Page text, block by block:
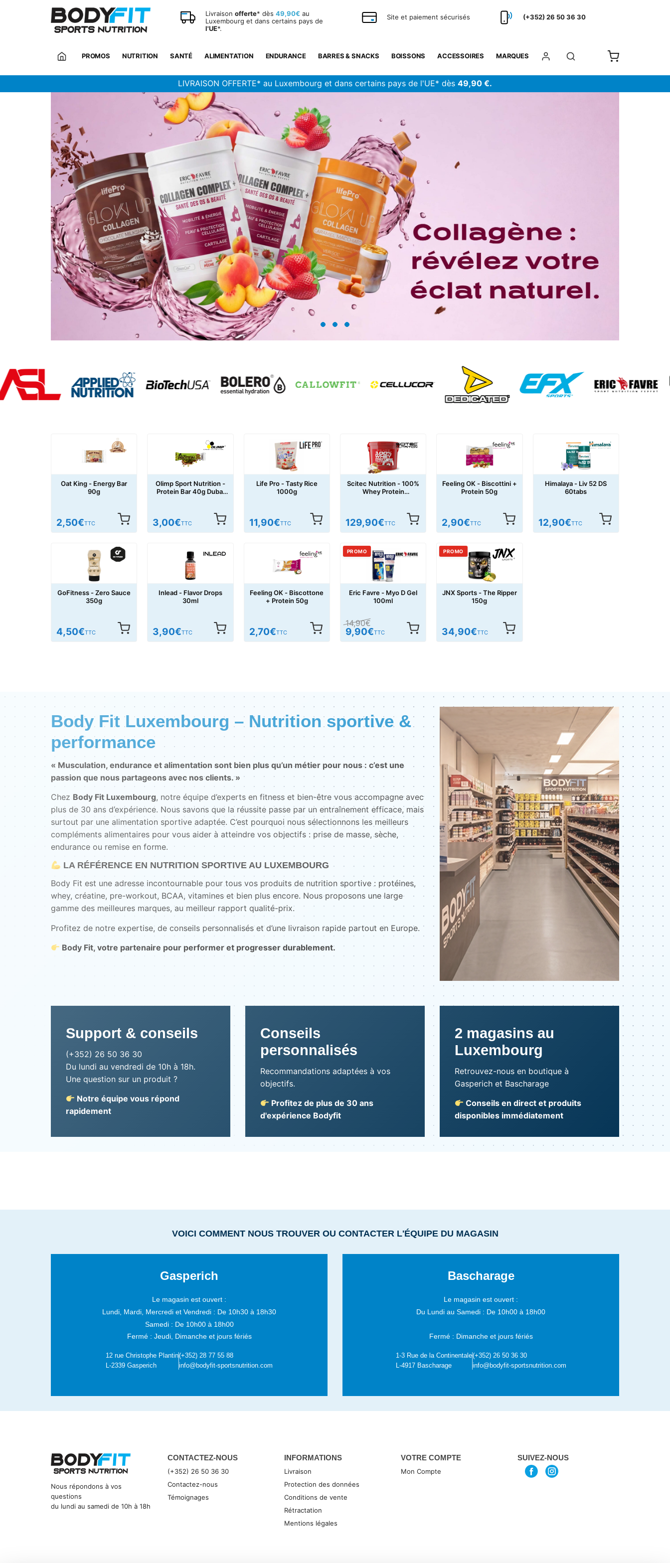
Panneau de gestion des cookies
Livraison offerte* dès 49,90€ au
Luxembourg et dans certains pays de
l'UE*.
Site et paiement sécurisés (+352) 26 50 36 30
PROMOS NUTRITION SANTÉ ALIMENTATION ENDURANCE BARRES & SNACKS BOISSONS ACCESSOIRES MARQUES
LIVRAISON OFFERTE* au Luxembourg et dans certains pays de l'UE* dès 49,90 €.
Oat King - Energy Bar
90g
2,50€TTC
Olimp Sport Nutrition -
Protein Bar 40g Dubai
3,00€TTC
Life Pro - Tasty Rice
1000g
11,90€TTC
Scitec Nutrition - 100%
Whey Protein
129,90€TTC
Feeling OK - Biscottini +
Protein 50g
2,90€TTC
Himalaya - Liv 52 DS
60tabs
12,90€TTC
GoFitness - Zero Sauce
350g
4,50€TTC
Inlead - Flavor Drops
30ml
3,90€TTC
Feeling OK - Biscottone
+ Protein 50g
2,70€TTC
PROMO
Eric Favre - Myo D Gel
100ml
14,90€
9,90€TTC
PROMO
JNX Sports - The Ripper
150g
34,90€TTC
Body Fit Luxembourg – Nutrition sportive &
performance
« Musculation, endurance et alimentation sont bien plus qu’un métier pour nous : c’est une
passion que nous partageons avec nos clients. »
Chez Body Fit Luxembourg, notre équipe d’experts en fitness et bien-être vous accompagne avec
plus de 30 ans d’expérience. Nous savons que la réussite passe par un entraînement efficace, mais
surtout par une alimentation sportive adaptée. C’est pourquoi nous sélectionnons les meilleurs
compléments alimentaires pour vous aider à atteindre vos objectifs : prise de masse, sèche,
endurance ou remise en forme.
LA RÉFÉRENCE EN NUTRITION SPORTIVE AU LUXEMBOURG
Body Fit est une adresse incontournable pour tous vos produits de nutrition sportive : protéines,
whey, créatine, pre-workout, BCAA, vitamines et bien plus encore. Nous proposons une large
gamme des meilleures marques, au meilleur rapport qualité-prix.
Profitez de notre expertise, de conseils personnalisés et d’une livraison rapide partout en Europe.
Body Fit, votre partenaire pour performer et progresser durablement.
Support & conseils
(+352) 26 50 36 30
Du lundi au vendredi de 10h à 18h.
Une question sur un produit ?
Notre équipe vous répond
rapidement
Conseils
personnalisés
Recommandations adaptées à vos
objectifs.
Profitez de plus de 30 ans
d'expérience Bodyfit
2 magasins au
Luxembourg
Retrouvez-nous en boutique à
Gasperich et Bascharage
Conseils en direct et produits
disponibles immédiatement
VOICI COMMENT NOUS TROUVER OU CONTACTER L'ÉQUIPE DU MAGASIN
Gasperich
Le magasin est ouvert :
Lundi, Mardi, Mercredi et Vendredi : De 10h30 à 18h30
Samedi : De 10h00 à 18h00
Fermé : Jeudi, Dimanche et jours fériés
12 rue Christophe Plantin
L-2339 Gasperich
(+352) 28 77 55 88
info@bodyfit-sportsnutrition.com
Bascharage
Le magasin est ouvert :
Du Lundi au Samedi : De 10h00 à 18h00
Fermé : Dimanche et jours fériés
1-3 Rue de la Continentale
L-4917 Bascharage
(+352) 26 50 36 30
info@bodyfit-sportsnutrition.com
Nous répondons à vos
questions
du lundi au samedi de 10h à 18h
CONTACTEZ-NOUS
(+352) 26 50 36 30
Contactez-nous
Témoignages
INFORMATIONS
Livraison
Protection des données
Conditions de vente
Rétractation
Mentions légales
VOTRE COMPTE
Mon Compte
SUIVEZ-NOUS